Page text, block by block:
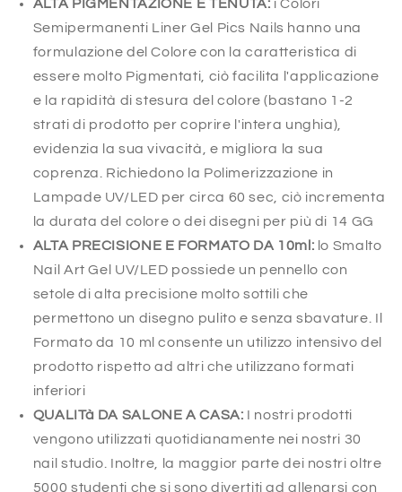
ALTA PIGMENTAZIONE E TENUTA: i Colori
Semipermanenti Liner Gel Pics Nails hanno una
formulazione del Colore con la caratteristica di
essere molto Pigmentati, ciò facilita l'applicazione
e la rapidità di stesura del colore (bastano 1-2
strati di prodotto per coprire l'intera unghia),
evidenzia la sua vivacità, e migliora la sua
coprenza. Richiedono la Polimerizzazione in
Lampade UV/LED per circa 60 sec, ciò incrementa
la durata del colore o dei disegni per più di 14 GG
ALTA PRECISIONE E FORMATO DA 10ml: lo Smalto
Nail Art Gel UV/LED possiede un pennello con
setole di alta precisione molto sottili che
permettono un disegno pulito e senza sbavature. Il
Formato da 10 ml consente un utilizzo intensivo del
prodotto rispetto ad altri che utilizzano formati
inferiori
QUALITà DA SALONE A CASA: I nostri prodotti
vengono utilizzati quotidianamente nei nostri 30
nail studio. Inoltre, la maggior parte dei nostri oltre
5000 studenti che si sono divertiti ad allenarsi con